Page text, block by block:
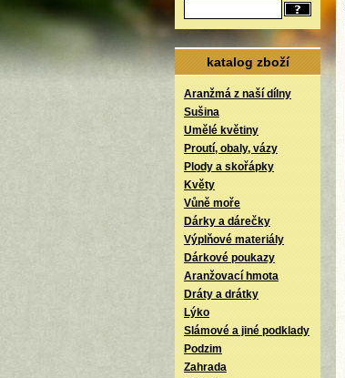
katalog zboží
Aranžmá z naší dílny
Sušina
Umělé květiny
Proutí, obaly, vázy
Plody a skořápky
Květy
Vůně moře
Dárky a dárečky
Výplňové materiály
Dárkové poukazy
Aranžovací hmota
Dráty a drátky
Lýko
Slámové a jiné podklady
Podzim
Zahrada